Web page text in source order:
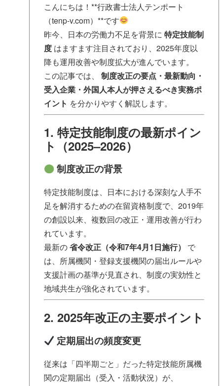
こんにちは！**行政書士法人テンポート
（tenp-v.com）**です
昨今、日本の労働力不足を背景に 特定技能制
度はますます注目されており、2025年度以
降も運用改善や制度拡大が進んでいます。
この記事では、 制度改正の要点・最新動向・
受入企業・外国人本人が押さえるべき実務ポ
イント を分かりやすく解説します。
1. 特定技能制度の最新ポイン
ト（2025–2026）
制度改正の背景
特定技能制度は、日本における深刻な人手不
足を解消するための在留資格制度で、2019年
の創設以来、複数回の改正・運用改善が行わ
れています。
最新の省令改正（令和7年4月1日施行）
で
は、所属機関・登録支援機関の届出ルールや
支援計画の基準が見直され、制度の実効性と
地域共生が強化されています。
2. 2025年改正の主要ポイント
定期届出の頻度変更
従来は「四半期ごと」だった特定技能所属機
関の定期届出（受入・活動状況）が、